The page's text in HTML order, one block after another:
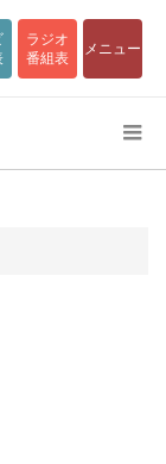
ラジオ
番組表
メニュー